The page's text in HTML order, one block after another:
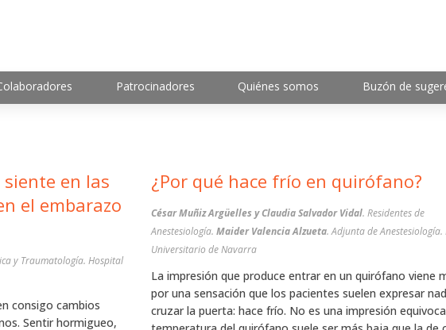
Patrocinadores Quiénes somos Buzón de
el embarazo
y Traumatología. Hospital
consigo cambios
Sentir hormigueo,
¿Por qué hace frío en quirófano?
César Muñiz Argüelles y Claudia Salvador Vidal. Residentes de
Anestesiología.Maider Valencia Alzueta. Adjunta de
Universitario de Navarra
La impresión que produce entrar en un quirófano viene
por una sensación que los pacientes suelen expresar
cruzar la puerta: hace frío. No es una impresión